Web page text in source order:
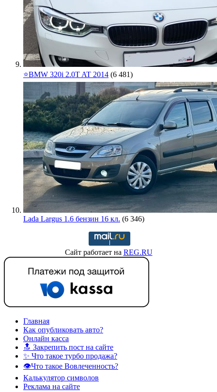
⭐️BMW 320i 2.0T AT 2014 (6 481)
Lada Largus 1.6 бензин 16 кл. (6 346)
Сайт работает на REG.RU
Главная
Как опубликовать авто?
Онлайн касса
🔝 Закрепить пост на сайте
✨ Что такое турбо продажа?
👁️Что такое Вовлеченность?
Калькулятор символов
Реклама на сайте